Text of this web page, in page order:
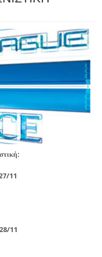
11
11